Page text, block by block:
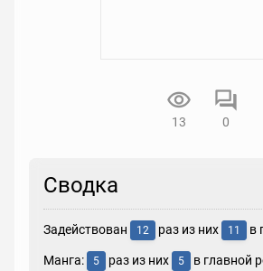
13 0
Сводка
Задействован 12 раз из них 11 в
Манга: 5 раз из них 5 в главной